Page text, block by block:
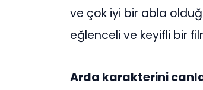
ve çok iyi bir abla
eğlenceli ve keyifli bir
Arda karakterini